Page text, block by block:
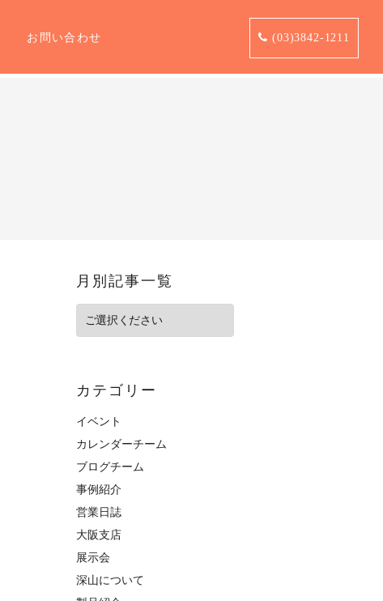
お問い合わせ (03)3842-1211
月別記事一覧
カテゴリー
イベント
カレンダーチーム
ブログチーム
事例紹介
営業日誌
大阪支店
展示会
深山について